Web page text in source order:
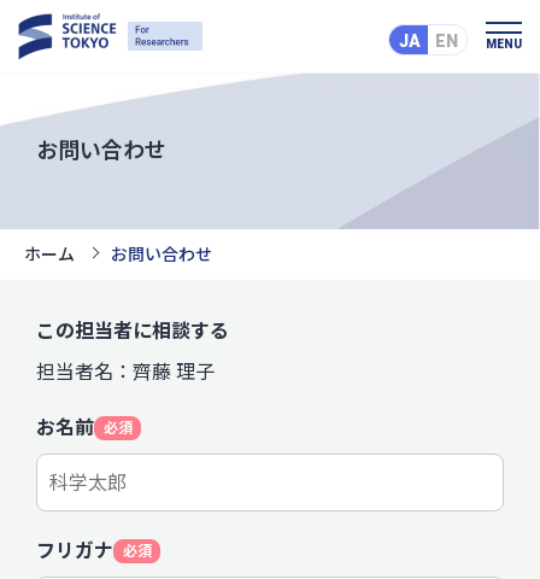
JA EN MENU
お問い合わせ
ホーム お問い合わせ
この担当者に相談する
担当者名：齊藤 理子
お名前 必須
フリガナ 必須